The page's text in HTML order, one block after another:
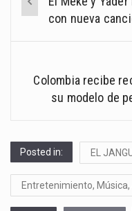
navigation
con nueva
Colombia recibe
su modelo de
Posted in: EL
Entretenimiento,